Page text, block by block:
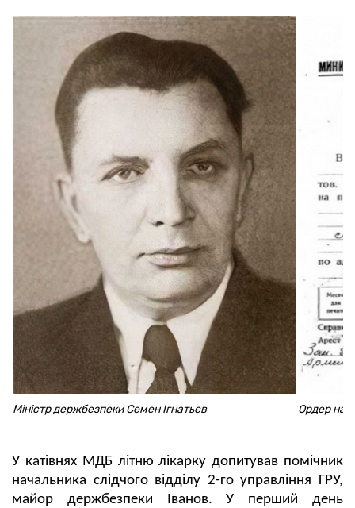
Міністр держбезпеки Семен Ігнатьєв Ордер на
У катівнях МДБ літню лікарку допитував помічник
начальника слідчого відділу 2-го управління ГРУ,
майор держбезпеки Іванов. У перший день